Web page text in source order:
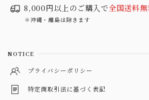
8,000円以上のご購入で全国送料
＊沖縄・離島は除きます
NOTICE
プライバシーポリシー
特定商取引法に基づく表記